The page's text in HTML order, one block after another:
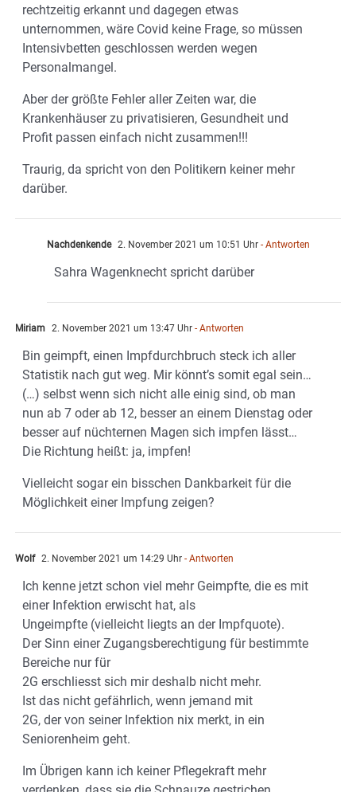
rechtzeitig erkannt und dagegen etwas
unternommen, wäre Covid keine Frage, so müssen
Intensivbetten geschlossen werden wegen
Personalmangel.
Aber der größte Fehler aller Zeiten war, die
Krankenhäuser zu privatisieren, Gesundheit und
Profit passen einfach nicht zusammen!!!
Traurig, da spricht von den Politikern keiner mehr
darüber.
Nachdenkende 2. November 2021 um 10:51 Uhr - Antworten
Sahra Wagenknecht spricht darüber
Miriam 2. November 2021 um 13:47 Uhr - Antworten
Bin geimpft, einen Impfdurchbruch steck ich aller
Statistik nach gut weg. Mir könnt’s somit egal sein…
(…) selbst wenn sich nicht alle einig sind, ob man
nun ab 7 oder ab 12, besser an einem Dienstag oder
besser auf nüchternen Magen sich impfen lässt…
Die Richtung heißt: ja, impfen!
Vielleicht sogar ein bisschen Dankbarkeit für die
Möglichkeit einer Impfung zeigen?
Wolf 2. November 2021 um 14:29 Uhr - Antworten
Ich kenne jetzt schon viel mehr Geimpfte, die es mit
einer Infektion erwischt hat, als
Ungeimpfte (vielleicht liegts an der Impfquote).
Der Sinn einer Zugangsberechtigung für bestimmte
Bereiche nur für
2G erschliesst sich mir deshalb nicht mehr.
Ist das nicht gefährlich, wenn jemand mit
2G, der von seiner Infektion nix merkt, in ein
Seniorenheim geht.
Im Übrigen kann ich keiner Pflegekraft mehr